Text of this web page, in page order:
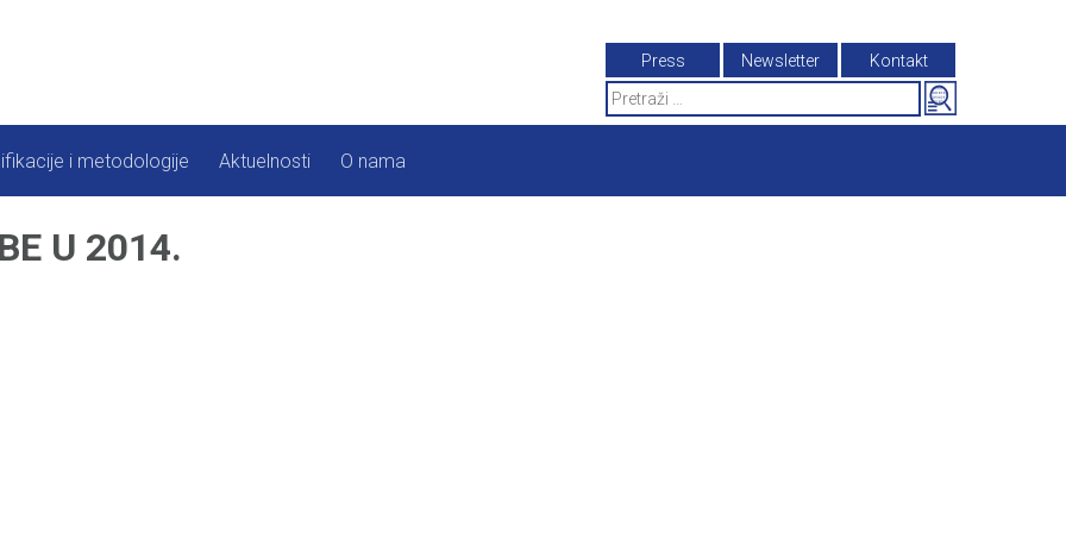
Press Newsletter
Kontakt
Search
for:
i metodologije Aktuelnosti O nama
U 2014.